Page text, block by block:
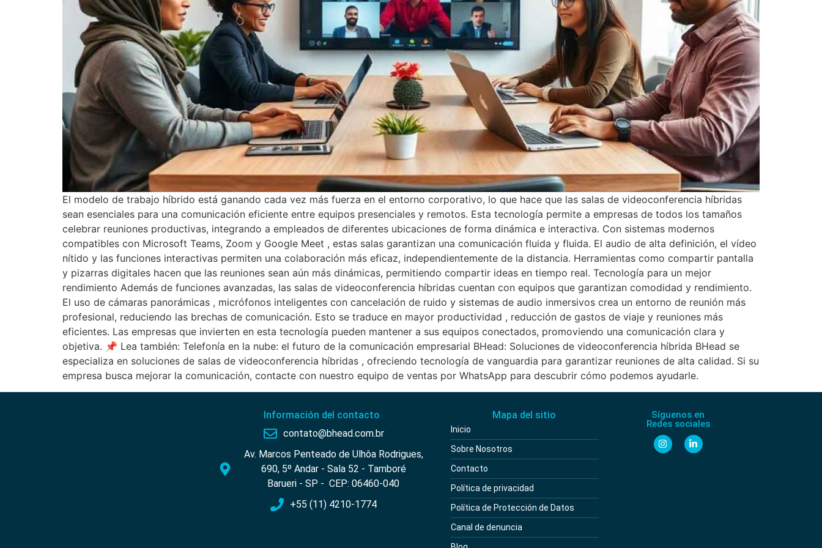
El modelo de trabajo híbrido está ganando cada vez más fuerza en el entorno corporativo, lo que hace que las salas de videoconferencia híbridas
sean esenciales para una comunicación eficiente entre equipos presenciales y remotos. Esta tecnología permite a empresas de todos los tamaños
celebrar reuniones productivas, integrando a empleados de diferentes ubicaciones de forma dinámica e interactiva. Con sistemas modernos
compatibles con Microsoft Teams, Zoom y Google Meet , estas salas garantizan una comunicación fluida y fluida. El audio de alta definición, el vídeo
nítido y las funciones interactivas permiten una colaboración más eficaz, independientemente de la distancia. Herramientas como compartir pantalla
y pizarras digitales hacen que las reuniones sean aún más dinámicas, permitiendo compartir ideas en tiempo real. Tecnología para un mejor
rendimiento Además de funciones avanzadas, las salas de videoconferencia híbridas cuentan con equipos que garantizan comodidad y rendimiento.
El uso de cámaras panorámicas , micrófonos inteligentes con cancelación de ruido y sistemas de audio inmersivos crea un entorno de reunión más
profesional, reduciendo las brechas de comunicación. Esto se traduce en mayor productividad , reducción de gastos de viaje y reuniones más
eficientes. Las empresas que invierten en esta tecnología pueden mantener a sus equipos conectados, promoviendo una comunicación clara y
objetiva. 📌 Lea también: Telefonía en la nube: el futuro de la comunicación empresarial BHead: Soluciones de videoconferencia híbrida BHead se
especializa en soluciones de salas de videoconferencia híbridas , ofreciendo tecnología de vanguardia para garantizar reuniones de alta calidad. Si su
empresa busca mejorar la comunicación, contacte con nuestro equipo de ventas por WhatsApp para descubrir cómo podemos ayudarle.
Información del contacto
contato@bhead.com.br
Av. Marcos Penteado de Ulhôa Rodrigues,
690, 5º Andar - Sala 52 - Tamboré
Barueri - SP - CEP: 06460-040
+55 (11) 4210-1774
Mapa del sitio
Inicio
Sobre Nosotros
Contacto
Política de privacidad
Política de Protección de Datos
Canal de denuncia
Síguenos en
Redes sociales